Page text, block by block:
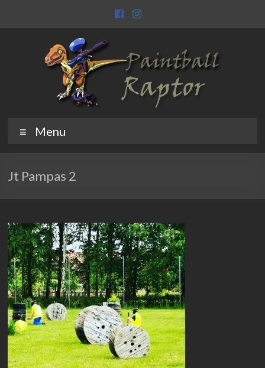
content
Paintball
Raptor
Menu
Jt Pampas 2